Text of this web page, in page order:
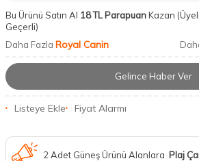
Bu Ürünü Satın Al 18 TL ParapuanKazan
Geçerli)
Daha Fazla Royal Canin
Gelince Haber Ver
Listeye Ekle Fiyat Alarmı
2 Adet Güneş Ürünü Alanlara Plaj